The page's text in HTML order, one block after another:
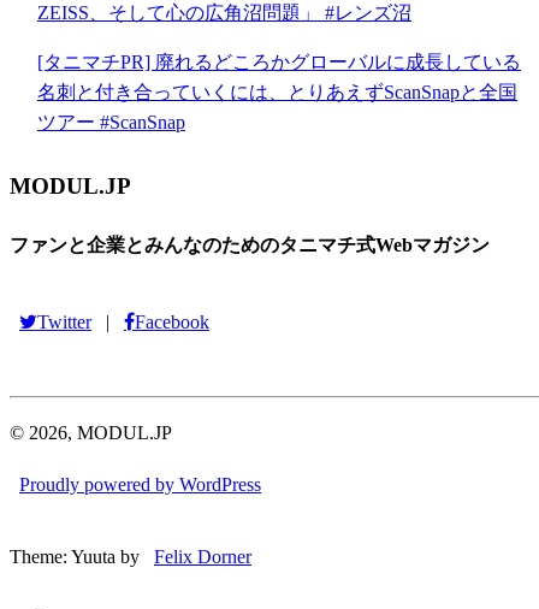
ZEISS、そして心の広角沼問題」 #レンズ沼
[タニマチPR] 廃れるどころかグローバルに成長している
名刺と付き合っていくには、とりあえずScanSnapと全国
ツアー #ScanSnap
MODUL.JP
ファンと企業とみんなのためのタニマチ式Webマガジン
Twitter | Facebook
© 2026, MODUL.JP
Proudly powered by WordPress
Theme: Yuuta by Felix Dorner